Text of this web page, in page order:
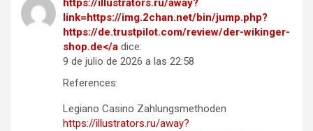
https://illustrators.ru/away?
link=https://img.2chan.net/bin/jump.php?
https://de.trustpilot.com/review/der-wikinger-
shop.de</a dice:
9 de julio de 2026 a las 22:58
References:
Legiano Casino Zahlungsmethoden
https://illustrators.ru/away?